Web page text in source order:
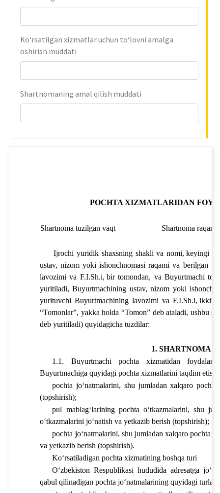
Ko‘rsatilgan xizmatlar uchun to‘lovni amalga
oshirish muddati
Shartnomaning amal qilish muddati
POCHTA XIZMATLARIDAN
Shartnoma tuzilgan vaqt Shartnoma raqami
Ijrochi yuridik shaxsning shakli va nomi, keyingi
ustav, nizom yoki ishonchnomasi raqami va berilgan
lavozimi va F.I.Sh.i, bir tomondan, va Buyurtmachi
yuritiladi, Buyurtmachining ustav, nizom yoki
yurituvchi Buyurtmachining lavozimi va F.I.Sh.i,
“Tomonlar”, yakka holda “Tomon” deb ataladi, ushbu
deb yuritiladi) quyidagicha tuzdilar:
1. SHARTNOMA
1.1. Buyurtmachi pochta xizmatidan
Buyurtmachiga quyidagi pochta xizmatlarini taqdim
pochta joʻnatmalarini, shu jumladan xalqaro
(topshirish);
pul mablagʻlarining pochta oʻtkazmalarini, shu
oʻtkazmalarini joʻnatish va yetkazib berish (topshirish);
pochta joʻnatmalarini, shu jumladan xalqaro pochta
va yetkazib berish (topshirish).
Ko‘rsatiladigan pochta xizmatining boshqa turi
Oʻzbekiston Respublikasi hududida adresatga
qabul qilinadigan pochta joʻnatmalarining quyidagi